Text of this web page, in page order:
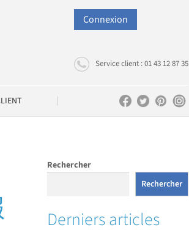
Connexion
Service client : 01 43 12 87 35
Rechercher
Rechercher
Derniers articles